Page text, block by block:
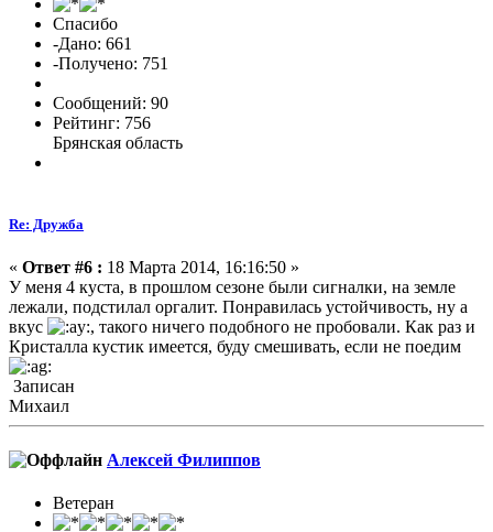
Спасибо
-Дано: 661
-Получено: 751
Сообщений: 90
Рейтинг: 756
Брянская область
Re: Дружба
« Ответ #6 : 18 Марта 2014, 16:16:50 »
У меня 4 куста, в прошлом сезоне были сигналки, на земле
лежали, подстилал оргалит. Понравилась устойчивость, ну а
вкус
, такого ничего подобного не пробовали. Как раз и
Кристалла кустик имеется, буду смешивать, если не поедим
Записан
Михаил
Алексей Филиппов
Ветеран